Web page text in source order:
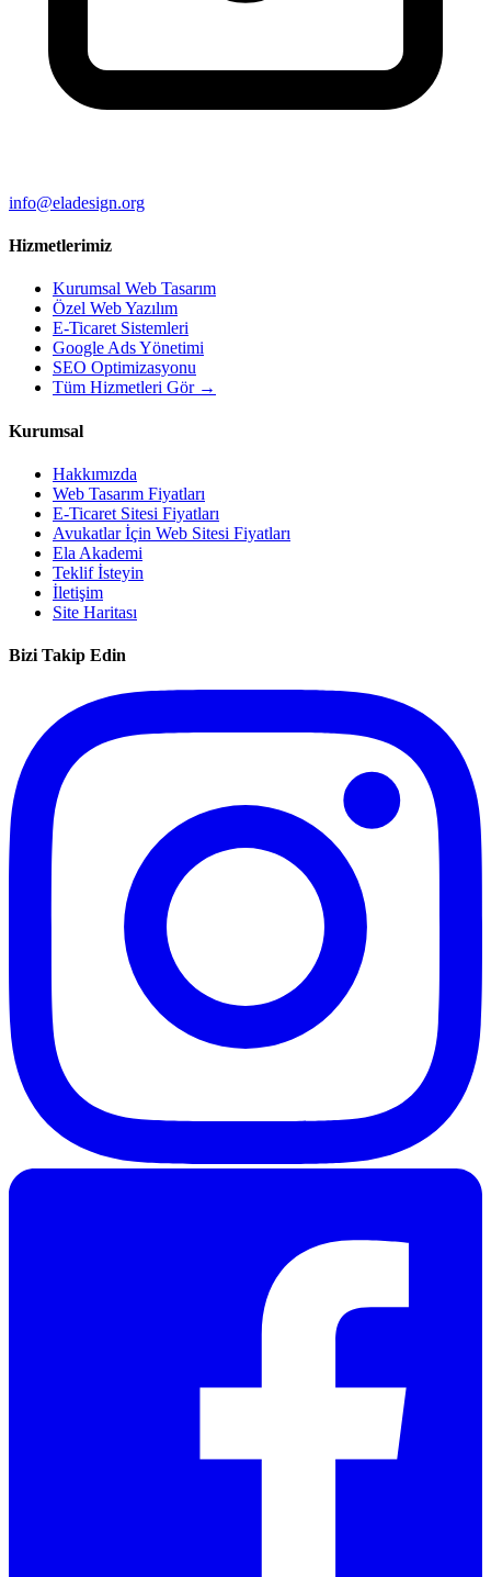
info@eladesign.org
Hizmetlerimiz
Kurumsal Web Tasarım
Özel Web Yazılım
E-Ticaret Sistemleri
Google Ads Yönetimi
SEO Optimizasyonu
Tüm Hizmetleri Gör →
Kurumsal
Hakkımızda
Web Tasarım Fiyatları
E-Ticaret Sitesi Fiyatları
Avukatlar İçin Web Sitesi Fiyatları
Ela Akademi
Teklif İsteyin
İletişim
Site Haritası
Bizi Takip Edin